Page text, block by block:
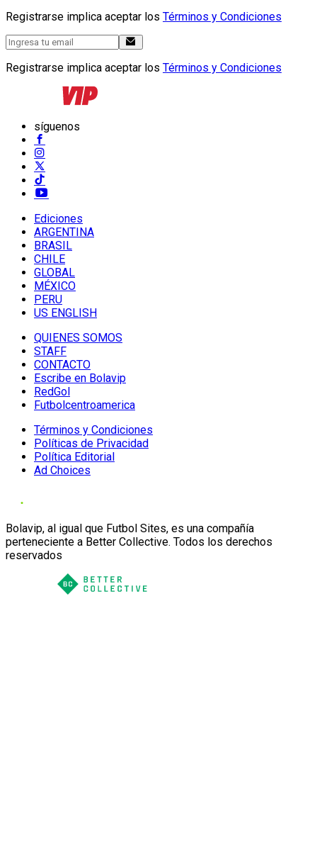
Registrarse implica aceptar los Términos y Condiciones
Registrarse implica aceptar los Términos y Condiciones
síguenos
Ediciones
ARGENTINA
BRASIL
CHILE
GLOBAL
MÉXICO
PERU
US ENGLISH
QUIENES SOMOS
STAFF
CONTACTO
Escribe en Bolavip
RedGol
Futbolcentroamerica
Términos y Condiciones
Políticas de Privacidad
Política Editorial
Ad Choices
Bolavip, al igual que Futbol Sites, es una compañía
perteneciente a Better Collective. Todos los derechos
reservados